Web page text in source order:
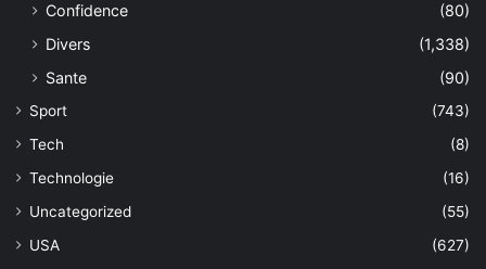
Confidence
(80)
Divers
(1,338)
Sante
(90)
Sport
(743)
Tech
(8)
Technologie
(16)
Uncategorized
(55)
USA
(627)